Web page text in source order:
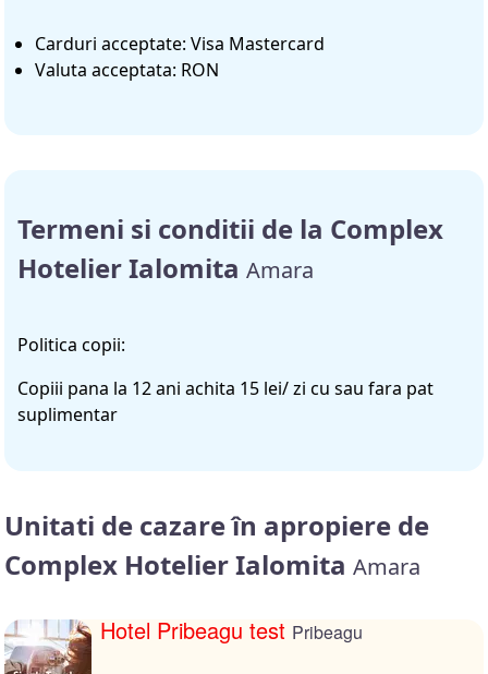
Carduri acceptate: Visa Mastercard
Valuta acceptata: RON
Termeni si conditii de la Complex
Hotelier Ialomita Amara
Politica copii:
Copiii pana la 12 ani achita 15 lei/ zi cu sau fara pat
suplimentar
Unitati de cazare în apropiere de
Complex Hotelier Ialomita Amara
Hotel Pribeagu test Pribeagu